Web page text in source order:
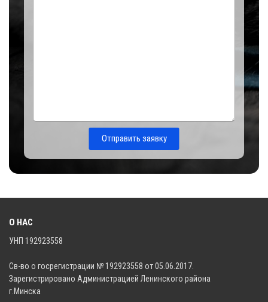
Отправить заявку
О НАС
УНП 192923558
Св-во о госрегистрации № 192923558 от 05.06.2017.
Зарегистрировано Администрацией Ленинского района
г.Минска